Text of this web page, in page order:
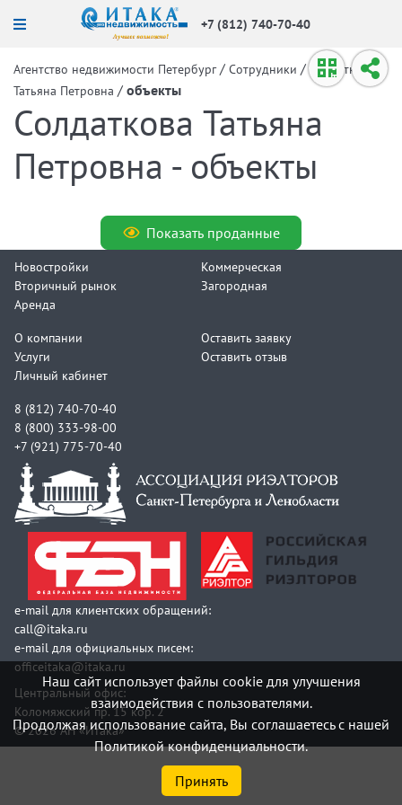
+7 (812) 740-70-40
Агентство недвижимости Петербург / Сотрудники / Солдаткова
Татьяна Петровна / объекты
Солдаткова Татьяна
Петровна - объекты
Показать проданные
Новостройки
Вторичный рынок
Аренда
Коммерческая
Загородная
О компании
Услуги
Личный кабинет
Оставить заявку
Оставить отзыв
8 (812) 740-70-40
8 (800) 333-98-00
+7 (921) 775-70-40
e-mail для клиентских обращений:
call@itaka.ru
e-mail для официальных писем:
officeitaka@itaka.ru
Центральный офис:
Коломяжский пр. 15 кор. 2
© 2026 АН «Итака»
Наш сайт использует файлы cookie для улучшения
взаимодействия с пользователями.
Продолжая использование сайта, Вы соглашаетесь с нашей
Политикой конфиденциальности.
Принять